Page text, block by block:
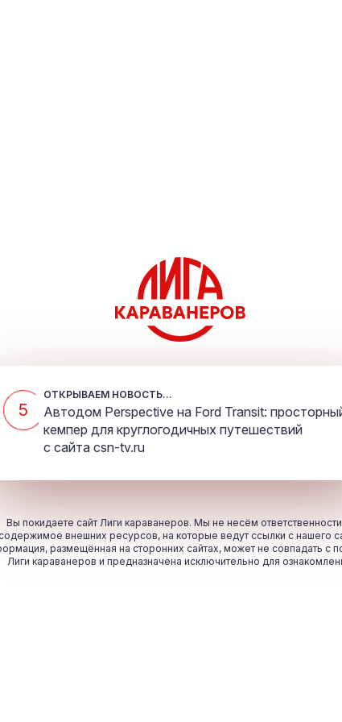
5
ОТКРЫВАЕМ НОВОСТЬ...
Автодом Perspective на Ford Transit:
кемпер для круглогодичных путешествий
с сайта csn-tv.ru
Вы покидаете сайт Лиги караванеров. Мы не несём ответственности
внешних ресурсов, на которые ведут ссылки с нашего
размещённая на сторонних сайтах, может не совпадать с
Лиги караванеров и предназначена исключительно для